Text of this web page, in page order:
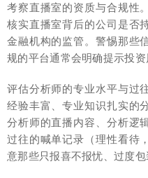
考察直播室的资质与合规性
核实直播室背后的公司是否
金融机构的监管。警惕那些
规的平台通常会明确提示投资
评估分析师的专业水平与过
经验丰富、专业知识扎实的
分析师的直播内容、分析逻
过往的喊单记录（理性看待
意那些只报喜不报忧、过度包